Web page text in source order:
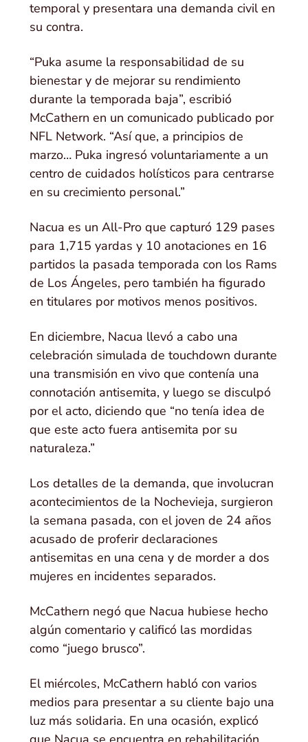
temporal y presentara una demanda civil en
su contra.
“Puka asume la responsabilidad de su
bienestar y de mejorar su rendimiento
durante la temporada baja”, escribió
McCathern en un comunicado publicado por
NFL Network. “Así que, a principios de
marzo… Puka ingresó voluntariamente a un
centro de cuidados holísticos para centrarse
en su crecimiento personal.”
Nacua es un All-Pro que capturó 129 pases
para 1,715 yardas y 10 anotaciones en 16
partidos la pasada temporada con los Rams
de Los Ángeles, pero también ha figurado
en titulares por motivos menos positivos.
En diciembre, Nacua llevó a cabo una
celebración simulada de touchdown durante
una transmisión en vivo que contenía una
connotación antisemita, y luego se disculpó
por el acto, diciendo que “no tenía idea de
que este acto fuera antisemita por su
naturaleza.”
Los detalles de la demanda, que involucran
acontecimientos de la Nochevieja, surgieron
la semana pasada, con el joven de 24 años
acusado de proferir declaraciones
antisemitas en una cena y de morder a dos
mujeres en incidentes separados.
McCathern negó que Nacua hubiese hecho
algún comentario y calificó las mordidas
como “juego brusco”.
El miércoles, McCathern habló con varios
medios para presentar a su cliente bajo una
luz más solidaria. En una ocasión, explicó